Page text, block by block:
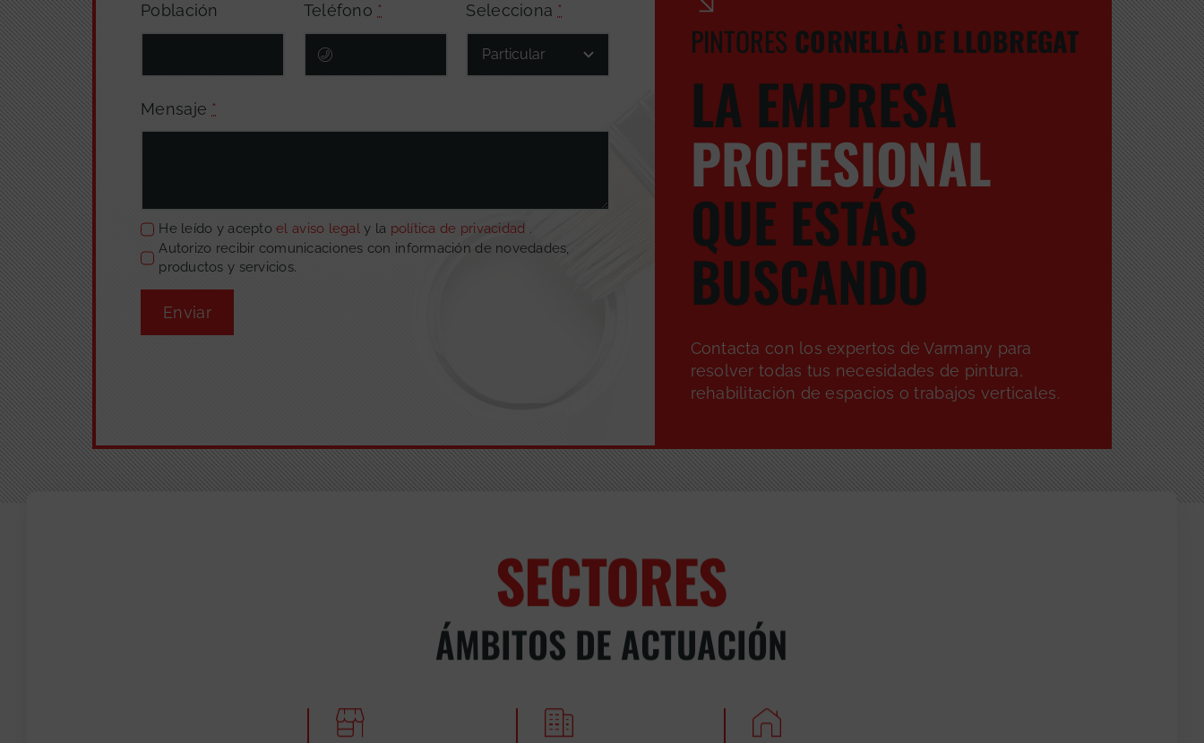
Población Teléfono * Selecciona *
Mensaje *
He leído y aceptoel aviso legaly la política de privacidad .
Autorizo recibir comunicaciones con información de novedades,
productos y servicios.
Enviar
PINTORES CORNELLÀ DE LLOBREGAT
LA EMPRESA
PROFESIONAL
QUE ESTÁS
BUSCANDO
Contacta con los expertos de Varmany para
resolver todas tus necesidades de pintura,
rehabilitación de espacios o trabajos verticales.
SECTORES
ÁMBITOS DE ACTUACIÓN